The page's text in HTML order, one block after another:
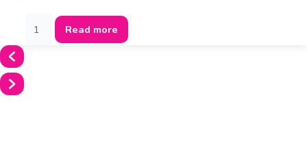
Read more